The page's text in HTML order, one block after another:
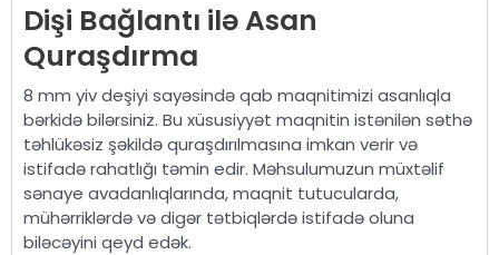
Dişi Bağlantı ilə Asan
Quraşdırma
8 mm yiv deşiyi sayəsində qab maqnitimizi asanlıqla
bərkidə bilərsiniz. Bu xüsusiyyət maqnitin istənilən səthə
təhlükəsiz şəkildə quraşdırılmasına imkan verir və
istifadə rahatlığı təmin edir. Məhsulumuzun müxtəlif
sənaye avadanlıqlarında, maqnit tutucularda,
mühərriklərdə və digər tətbiqlərdə istifadə oluna
biləcəyini qeyd edək.